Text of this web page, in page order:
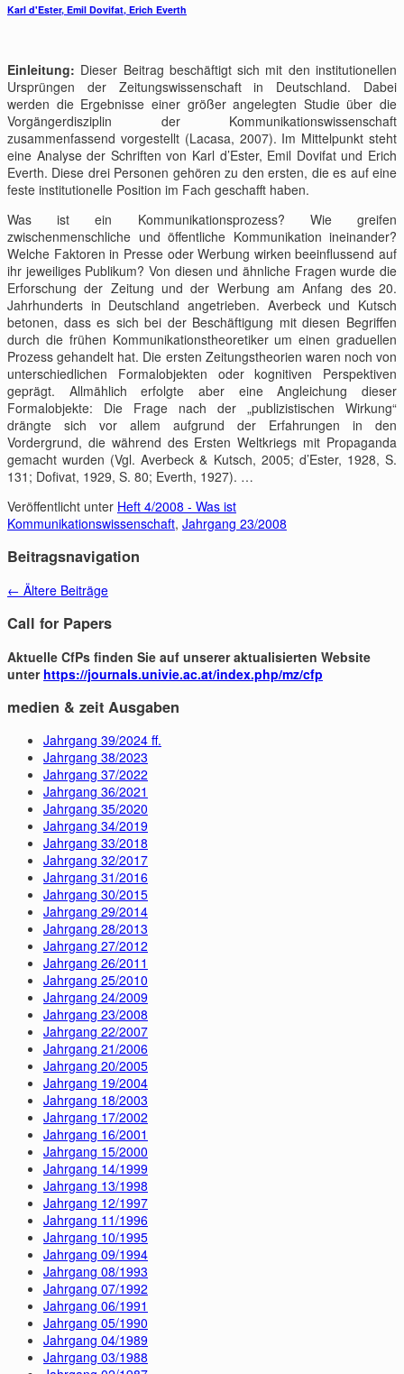
Karl d'Ester, Emil Dovifat, Erich Everth
Einleitung: Dieser Beitrag beschäftigt sich mit den institutionellen
Ursprüngen der Zeitungswissenschaft in Deutschland. Dabei
werden die Ergebnisse einer größer angelegten Studie über die
Vorgängerdisziplin der Kommunikationswissenschaft
zusammenfassend vorgestellt (Lacasa, 2007). Im Mittelpunkt steht
eine Analyse der Schriften von Karl d’Ester, Emil Dovifat und Erich
Everth. Diese drei Personen gehören zu den ersten, die es auf eine
feste institutionelle Position im Fach geschafft haben.
Was ist ein Kommunikationsprozess? Wie greifen
zwischenmenschliche und öffentliche Kommunikation ineinander?
Welche Faktoren in Presse oder Werbung wirken beeinflussend auf
ihr jeweiliges Publikum? Von diesen und ähnliche Fragen wurde die
Erforschung der Zeitung und der Werbung am Anfang des 20.
Jahrhunderts in Deutschland angetrieben. Averbeck und Kutsch
betonen, dass es sich bei der Beschäftigung mit diesen Begriffen
durch die frühen Kommunikationstheoretiker um einen graduellen
Prozess gehandelt hat. Die ersten Zeitungstheorien waren noch von
unterschiedlichen Formalobjekten oder kognitiven Perspektiven
geprägt. Allmählich erfolgte aber eine Angleichung dieser
Formalobjekte: Die Frage nach der „publizistischen Wirkung“
drängte sich vor allem aufgrund der Erfahrungen in den
Vordergrund, die während des Ersten Weltkriegs mit Propaganda
gemacht wurden (Vgl. Averbeck & Kutsch, 2005; d’Ester, 1928, S.
131; Dofivat, 1929, S. 80; Everth, 1927). …
Veröffentlicht unter Heft 4/2008 - Was ist
Kommunikationswissenschaft, Jahrgang 23/2008
Beitragsnavigation
← Ältere Beiträge
Call for Papers
Aktuelle CfPs finden Sie auf unserer aktualisierten Website
unter https://journals.univie.ac.at/index.php/mz/cfp
medien & zeit Ausgaben
Jahrgang 39/2024 ff.
Jahrgang 38/2023
Jahrgang 37/2022
Jahrgang 36/2021
Jahrgang 35/2020
Jahrgang 34/2019
Jahrgang 33/2018
Jahrgang 32/2017
Jahrgang 31/2016
Jahrgang 30/2015
Jahrgang 29/2014
Jahrgang 28/2013
Jahrgang 27/2012
Jahrgang 26/2011
Jahrgang 25/2010
Jahrgang 24/2009
Jahrgang 23/2008
Jahrgang 22/2007
Jahrgang 21/2006
Jahrgang 20/2005
Jahrgang 19/2004
Jahrgang 18/2003
Jahrgang 17/2002
Jahrgang 16/2001
Jahrgang 15/2000
Jahrgang 14/1999
Jahrgang 13/1998
Jahrgang 12/1997
Jahrgang 11/1996
Jahrgang 10/1995
Jahrgang 09/1994
Jahrgang 08/1993
Jahrgang 07/1992
Jahrgang 06/1991
Jahrgang 05/1990
Jahrgang 04/1989
Jahrgang 03/1988